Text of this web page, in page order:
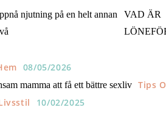
njutning på en helt annan
VAD ÄR
08/05/2026
mamma att få ett bättre sexliv Tips
10/02/2025